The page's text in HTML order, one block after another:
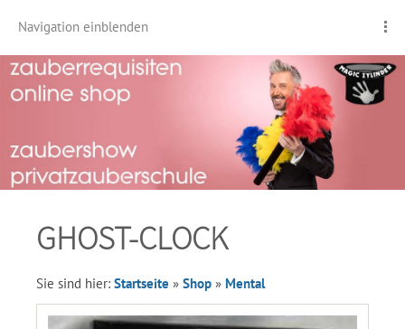
Navigation einblenden
GHOST-CLOCK
Sie sind hier: Startseite » Shop » Mental